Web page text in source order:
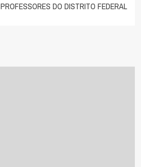
PROFESSORES DO DISTRITO FEDERAL